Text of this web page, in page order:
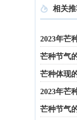
 相关
2023年芒
芒种节气
芒种体现
2023年芒
芒种节气